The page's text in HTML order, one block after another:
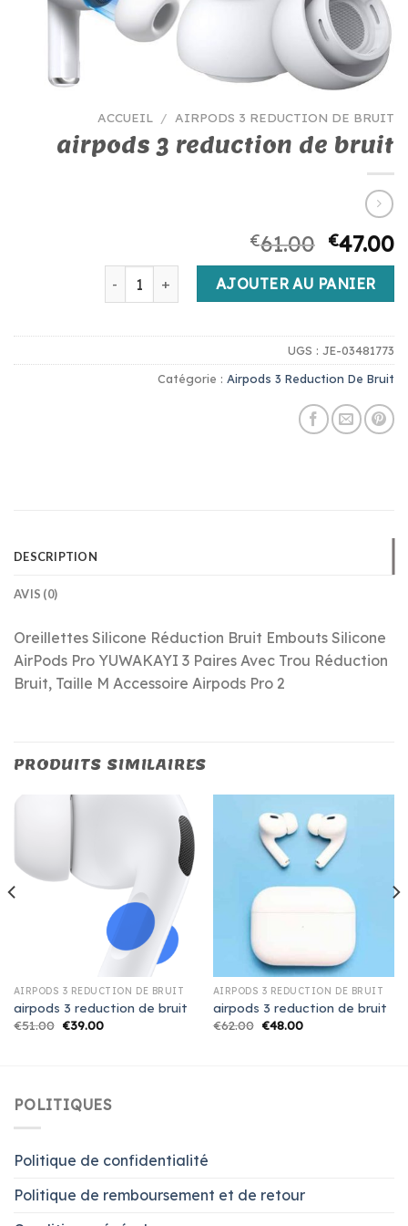
ACCUEIL / AIRPODS 3 REDUCTION DE BRUIT
airpods 3 reduction de bruit
€61.00 €47.00
quantité de airpods 3 reduction de bruit
AJOUTER AU PANIER
UGS : JE-03481773
Catégorie : Airpods 3 Reduction De Bruit
DESCRIPTION
AVIS (0)
Oreillettes Silicone Réduction Bruit Embouts Silicone
AirPods Pro YUWAKAYI 3 Paires Avec Trou Réduction
Bruit, Taille M Accessoire Airpods Pro 2
PRODUITS SIMILAIRES
AIRPODS 3 REDUCTION DE BRUIT
airpods 3 reduction de bruit
€51.00 €39.00
AIRPODS 3 REDUCTION DE BRUIT
airpods 3 reduction de bruit
€62.00 €48.00
POLITIQUES
Politique de confidentialité
Politique de remboursement et de retour